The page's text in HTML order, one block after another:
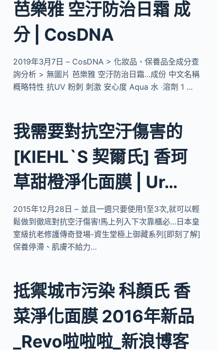
芭樂雅 空汙防治日霜 成
分 | CosDNA
2019年3月7日 – CosDNA > 化妝品、保養品全成分查
詢分析 > 無圖片 芭樂雅 空汙防治日霜…成份 中文名稱
概略特性 抗UV 粉刺 刺激 安心度 Aqua 水 ‧溶劑 1 …
我需要對抗空汙傷害的
[KIEHL`S 契爾氏] 香珂
草甜橙淨化面膜 | Ur…
2015年12月28日 – 並且一週只要使用1至3次,就可以輕
鬆做到徹底對抗空汙傷害!馬上列入下次靠櫃必…日本皇
室級抗老修護傳奇登場-資生堂極上御藏系列[即刻了解]
保養停滯、肌膚不給力…
抵禦城市污染 科顏氏 香
菜淨化面膜 2016年新品
_Revo啦啦啦_新浪博客